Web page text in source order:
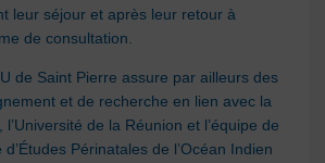
leur séjour et après leur retour à
de consultation.
de Saint Pierre assure par ailleurs des
et de recherche en lien avec la
de la Réunion et l’équipe de
Périnatales de l’Océan Indien